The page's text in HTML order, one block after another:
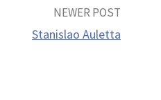
NEWER POST
Stanislao Auletta